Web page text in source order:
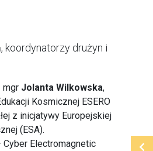
koordynatorzy drużyn i
mgr Jolanta Wilkowska,
Kosmicznej ESERO
z inicjatywy Europejskiej
(ESA).
Cyber Electromagnetic